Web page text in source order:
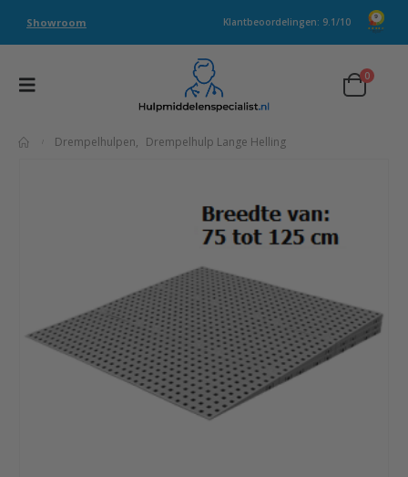
Showroom Klantbeoordelingen: 9.1/10
0
Drempelhulpen, Drempelhulp Lange Helling